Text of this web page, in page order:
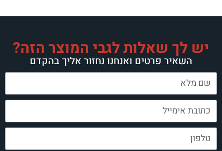
יש לך שאלות לגבי המוצר הזה?
השאיר פרטים ואנחנו נחזור אליך בהקדם